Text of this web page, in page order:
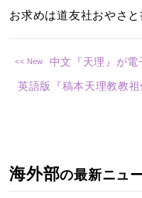
お求めは道友社おやさと
中文『天理』が電
英語版『稿本天理教教
海外部の最新ニュ